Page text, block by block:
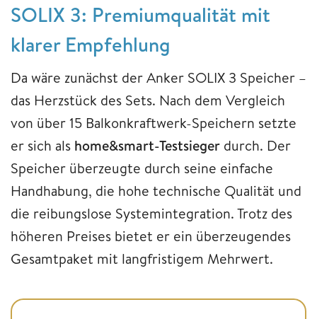
SOLIX 3: Premiumqualität mit
klarer Empfehlung
Da wäre zunächst der Anker SOLIX 3 Speicher –
das Herzstück des Sets. Nach dem Vergleich
von über 15 Balkonkraftwerk-Speichern setzte
er sich als home&smart-Testsieger durch. Der
Speicher überzeugte durch seine einfache
Handhabung, die hohe technische Qualität und
die reibungslose Systemintegration. Trotz des
höheren Preises bietet er ein überzeugendes
Gesamtpaket mit langfristigem Mehrwert.